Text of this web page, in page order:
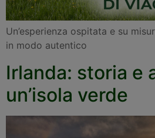
Un’esperienza ospitata e su
in modo autentico
Irlanda: storia e
un’isola verde